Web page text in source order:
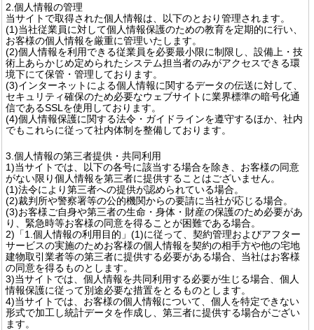
2.個人情報の管理
当サイトで取得された個人情報は、以下のとおり管理されます。
(1)当社従業員に対して個人情報保護のための教育を定期的に行い、
お客様の個人情報を厳重に管理いたします。
(2)個人情報を利用できる従業員を必要最小限に制限し、設備上・技
術上あらかじめ定められたシステム担当者のみがアクセスできる環
境下にて保管・管理しております。
(3)インターネットによる個人情報に関するデータの伝送に対して、
セキュリティ確保のため必要なウェブサイトに業界標準の暗号化通
信であるSSLを使用しております。
(4)個人情報保護に関する法令・ガイドラインを遵守するほか、社内
でもこれらに従って社内体制を整備しております。
3.個人情報の第三者提供・共同利用
1)当サイトでは、以下の各号に該当する場合を除き、お客様の同意
がない限り個人情報を第三者に提供することはございません。
(1)法令により第三者への提供が認められている場合。
(2)裁判所や警察署等の公的機関からの要請に当社が応じる場合。
(3)お客様ご自身や第三者の生命・身体・財産の保護のため必要があ
り、緊急時等お客様の同意を得ることが困難である場合。
2)「1.個人情報の利用目的」(1)に従って、契約管理およびアフター
サービスの実施のためお客様の個人情報を契約の相手方や他の宅地
建物取引業者等の第三者に提供する必要がある場合、当社はお客様
の同意を得るものとします。
3)当サイトでは、個人情報を共同利用する必要が生じる場合、個人
情報保護に従って別途必要な措置をとるものとします。
4)当サイトでは、お客様の個人情報について、個人を特定できない
形式で加工し統計データを作成し、第三者に提供する場合がござい
ます。